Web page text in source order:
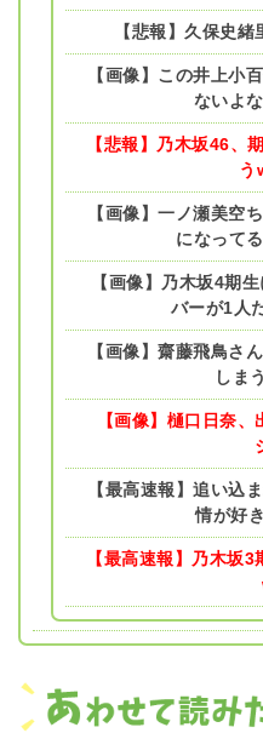
【悲報】久保史
【画像】この井上小
ないよ
【悲報】乃木坂46、
う
【画像】一ノ瀬美空
になって
【画像】乃木坂4期
バーが1人
【画像】齋藤飛鳥さ
しま
【画像】樋口日奈
【最高速報】追い込
情が好
【最高速報】乃木坂